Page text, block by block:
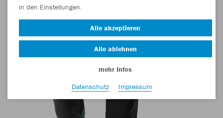
in den Einstellungen.
Alle akzeptieren
Alle ablehnen
mehr Infos
Datenschutz
Impressum